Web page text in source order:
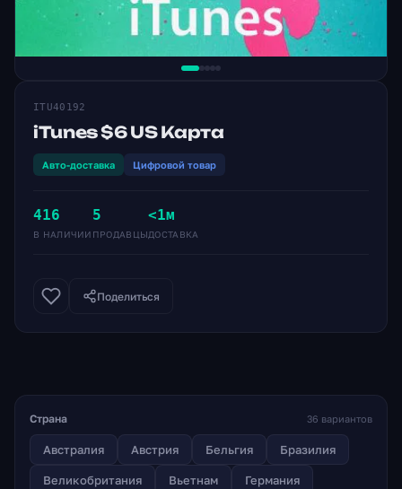
ITU40192
iTunes $6 US Карта
Авто-доставка Цифровой товар
416
В НАЛИЧИИ
5
ПРОДАВЦЫ
<1м
ДОСТАВКА
Поделиться
Страна 36 вариантов
Австралия Австрия Бельгия Бразилия
Великобритания Вьетнам Германия